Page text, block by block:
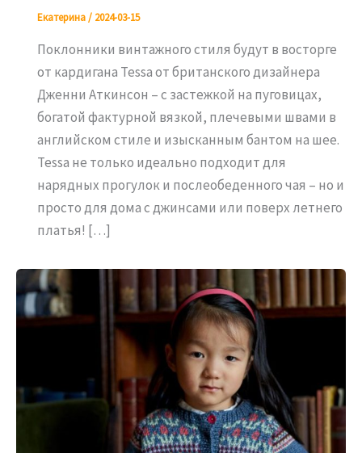
Екатерина/ 2024-03-15
Поклонники винтажного стиля будут в восторге
от кардигана Tessa от британского дизайнера
Дженни Аткинсон – с застежкой на пуговицах,
богатой фактурной вязкой, плечевыми швами в
английском стиле и изысканным бантом на шее.
Tessa не только идеально подходит для
нарядных прогулок и послеобеденного чая – но и
просто для дома с джинсами или поверх летнего
платья! […]